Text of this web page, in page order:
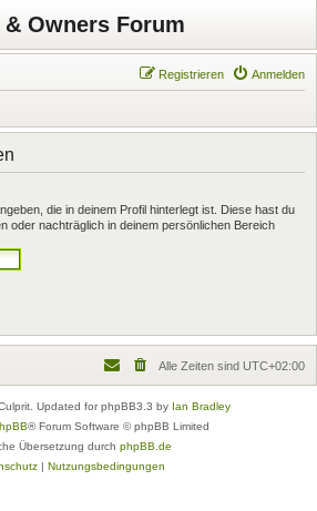
& Owners Forum
Anmelden
Registrieren
die in deinem Profil hinterlegt ist. Diese hast du
oder nachträglich in deinem persönlichen Bereich
Alle Zeiten sind UTC+02:00
Updated for phpBB3.3 by Ian Bradley
® Forum Software © phpBB Limited
Übersetzung durch phpBB.de
| Nutzungsbedingungen